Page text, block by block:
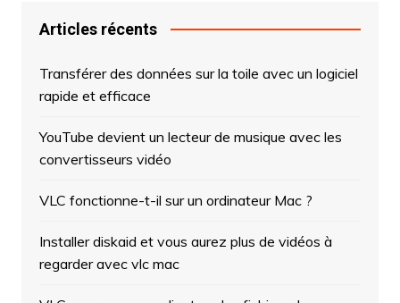
Articles récents
Transférer des données sur la toile avec un logiciel
rapide et efficace
YouTube devient un lecteur de musique avec les
convertisseurs vidéo
VLC fonctionne-t-il sur un ordinateur Mac ?
Installer diskaid et vous aurez plus de vidéos à
regarder avec vlc mac